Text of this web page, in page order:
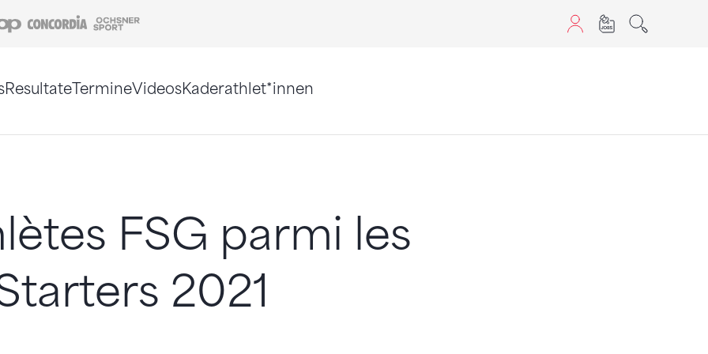
Coop Concordia
ResultateTermineVideosKaderathlet*innen
FSG parmi les
2021